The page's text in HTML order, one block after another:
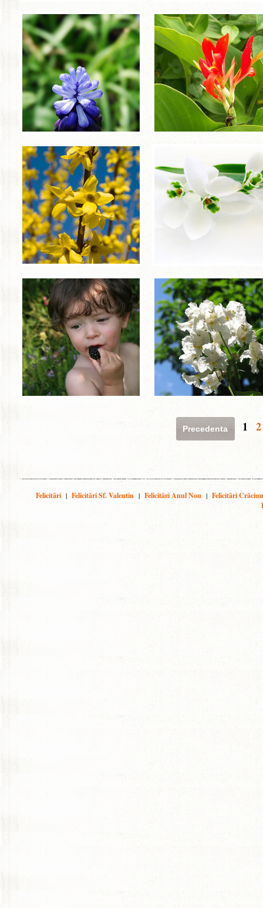
Precedenta 1 2
Felicitări | Felicitări Sf. Valentin | Felicitări Anul Nou | Felicitări